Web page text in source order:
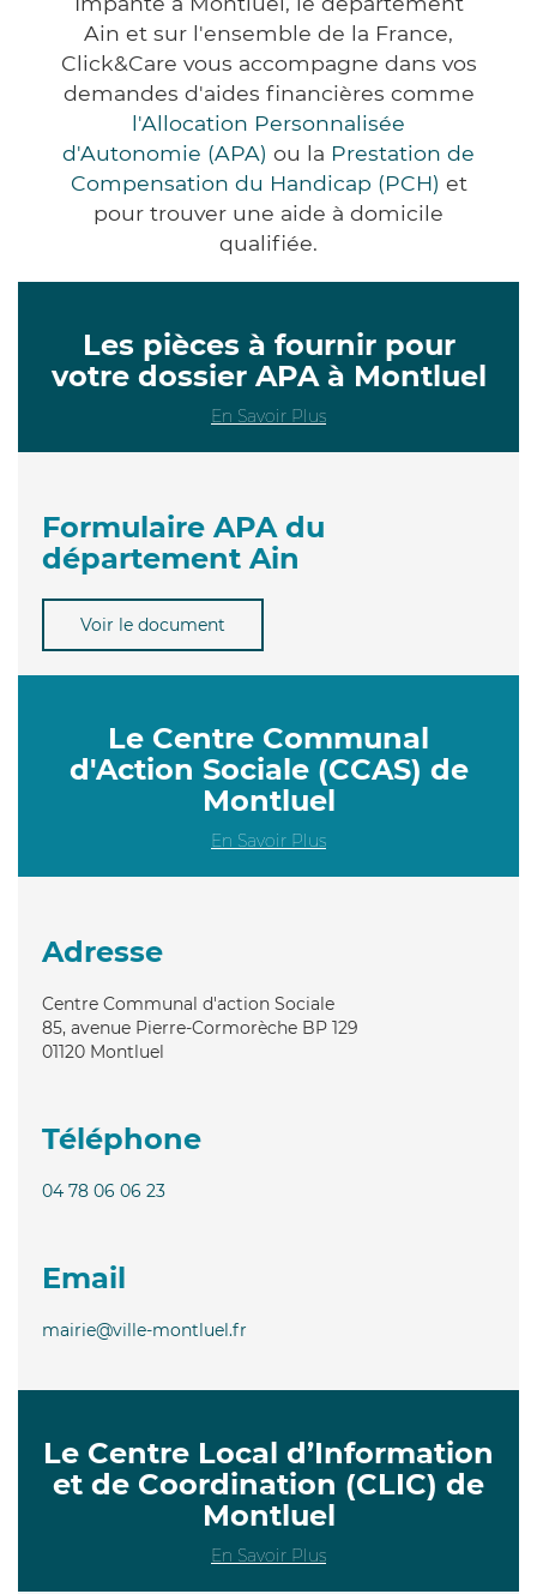
Ain et sur l'ensemble de la France,
Click&Care vous accompagne dans vos
demandes d'aides financières comme
l'Allocation Personnalisée
d'Autonomie (APA) ou la Prestation de
Compensation du Handicap (PCH) et
pour trouver une aide à domicile
qualifiée.
Les pièces à fournir pour
votre dossier APA à Montluel
En Savoir Plus
Formulaire APA du
département Ain
Voir le document
Le Centre Communal
d'Action Sociale (CCAS) de
Montluel
En Savoir Plus
Adresse
Centre Communal d'action Sociale
85, avenue Pierre-Cormorèche BP 129
01120 Montluel
Téléphone
04 78 06 06 23
Email
mairie@ville-montluel.fr
Le Centre Local d’Information
et de Coordination (CLIC) de
Montluel
En Savoir Plus